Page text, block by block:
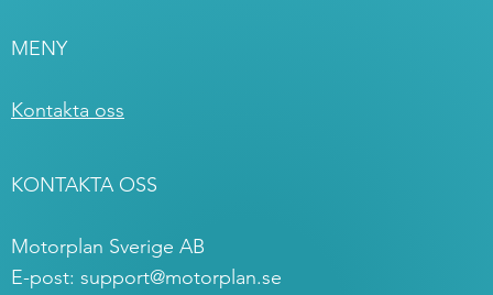
MENY
Kontakta oss
KONTAKTA OSS
Motorplan Sverige AB
E-post: support@motorplan.se